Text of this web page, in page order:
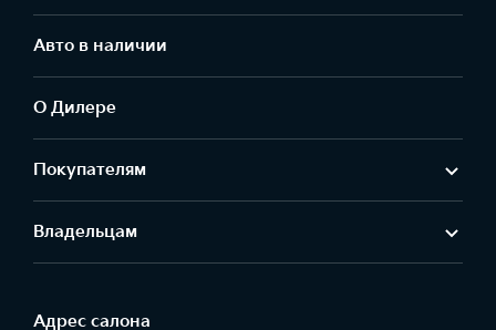
Авто в наличии
О Дилере
Покупателям
Владельцам
Адрес салонa